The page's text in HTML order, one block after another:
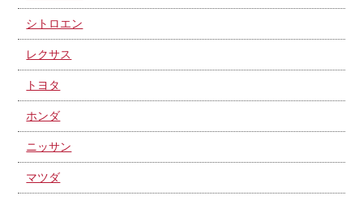
シトロエン
レクサス
トヨタ
ホンダ
ニッサン
マツダ